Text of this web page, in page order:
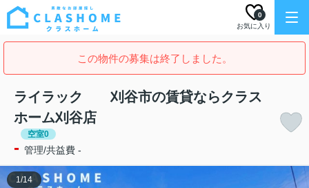
お気に入り
0
この物件の募集は終了しました。
ライラック 刈谷市の賃貸ならクラス
ホーム刈谷店
空室0
- 管理/共益費 -
1/14